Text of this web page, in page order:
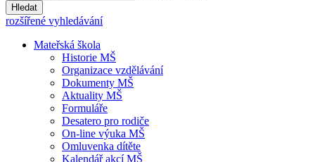
Hledat
rozšířené vyhledávání
Mateřská škola
Historie MŠ
Organizace vzdělávání
Dokumenty MŠ
Aktuality MŠ
Formuláře
Desatero pro rodiče
On-line výuka MŠ
Omluvenka dítěte
Kalendář akcí MŠ